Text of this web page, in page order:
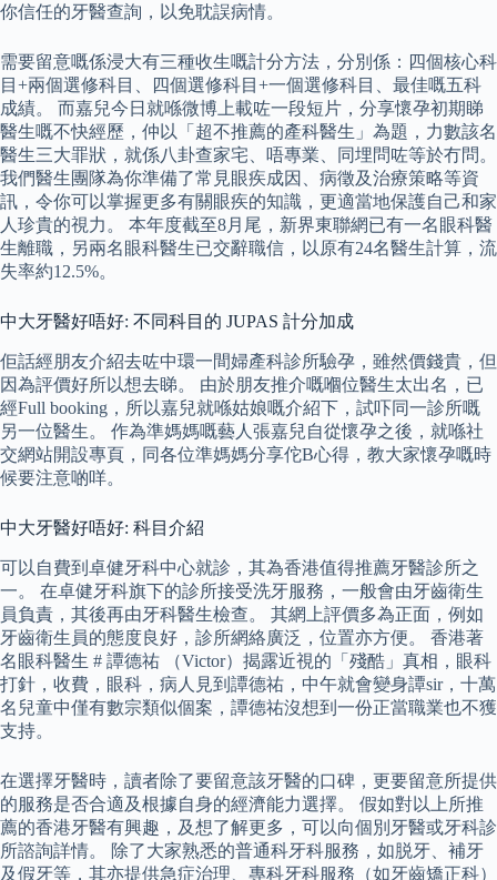
你信任的牙醫查詢，以免耽誤病情。
需要留意嘅係浸大有三種收生嘅計分方法，分別係：四個核心科
目+兩個選修科目、四個選修科目+一個選修科目、最佳嘅五科
成績。 而嘉兒今日就喺微博上載咗一段短片，分享懷孕初期睇
醫生嘅不快經歷，仲以「超不推薦的產科醫生」為題，力數該名
醫生三大罪狀，就係八卦查家宅、唔專業、同埋問咗等於冇問。
我們醫生團隊為你準備了常見眼疾成因、病徵及治療策略等資
訊，令你可以掌握更多有關眼疾的知識，更適當地保護自己和家
人珍貴的視力。 本年度截至8月尾，新界東聯網已有一名眼科醫
生離職，另兩名眼科醫生已交辭職信，以原有24名醫生計算，流
失率約12.5%。
中大牙醫好唔好: 不同科目的 JUPAS 計分加成
佢話經朋友介紹去咗中環一間婦產科診所驗孕，雖然價錢貴，但
因為評價好所以想去睇。 由於朋友推介嘅嗰位醫生太出名，已
經Full booking，所以嘉兒就喺姑娘嘅介紹下，試吓同一診所嘅
另一位醫生。 作為準媽媽嘅藝人張嘉兒自從懷孕之後，就喺社
交網站開設專頁，同各位準媽媽分享佗B心得，教大家懷孕嘅時
候要注意啲咩。
中大牙醫好唔好: 科目介紹
可以自費到卓健牙科中心就診，其為香港值得推薦牙醫診所之
一。 在卓健牙科旗下的診所接受洗牙服務，一般會由牙齒衛生
員負責，其後再由牙科醫生檢查。 其網上評價多為正面，例如
牙齒衛生員的態度良好，診所網絡廣泛，位置亦方便。 香港著
名眼科醫生 # 譚德祐 （Victor）揭露近視的「殘酷」真相，眼科
打針，收費，眼科，病人見到譚德祐，中午就會變身譚sir，十萬
名兒童中僅有數宗類似個案，譚德祐沒想到一份正當職業也不獲
支持。
在選擇牙醫時，讀者除了要留意該牙醫的口碑，更要留意所提供
的服務是否合適及根據自身的經濟能力選擇。 假如對以上所推
薦的香港牙醫有興趣，及想了解更多，可以向個別牙醫或牙科診
所諮詢詳情。 除了大家熟悉的普通科牙科服務，如脱牙、補牙
及假牙等，其亦提供急症治理、專科牙科服務（如牙齒矯正科）